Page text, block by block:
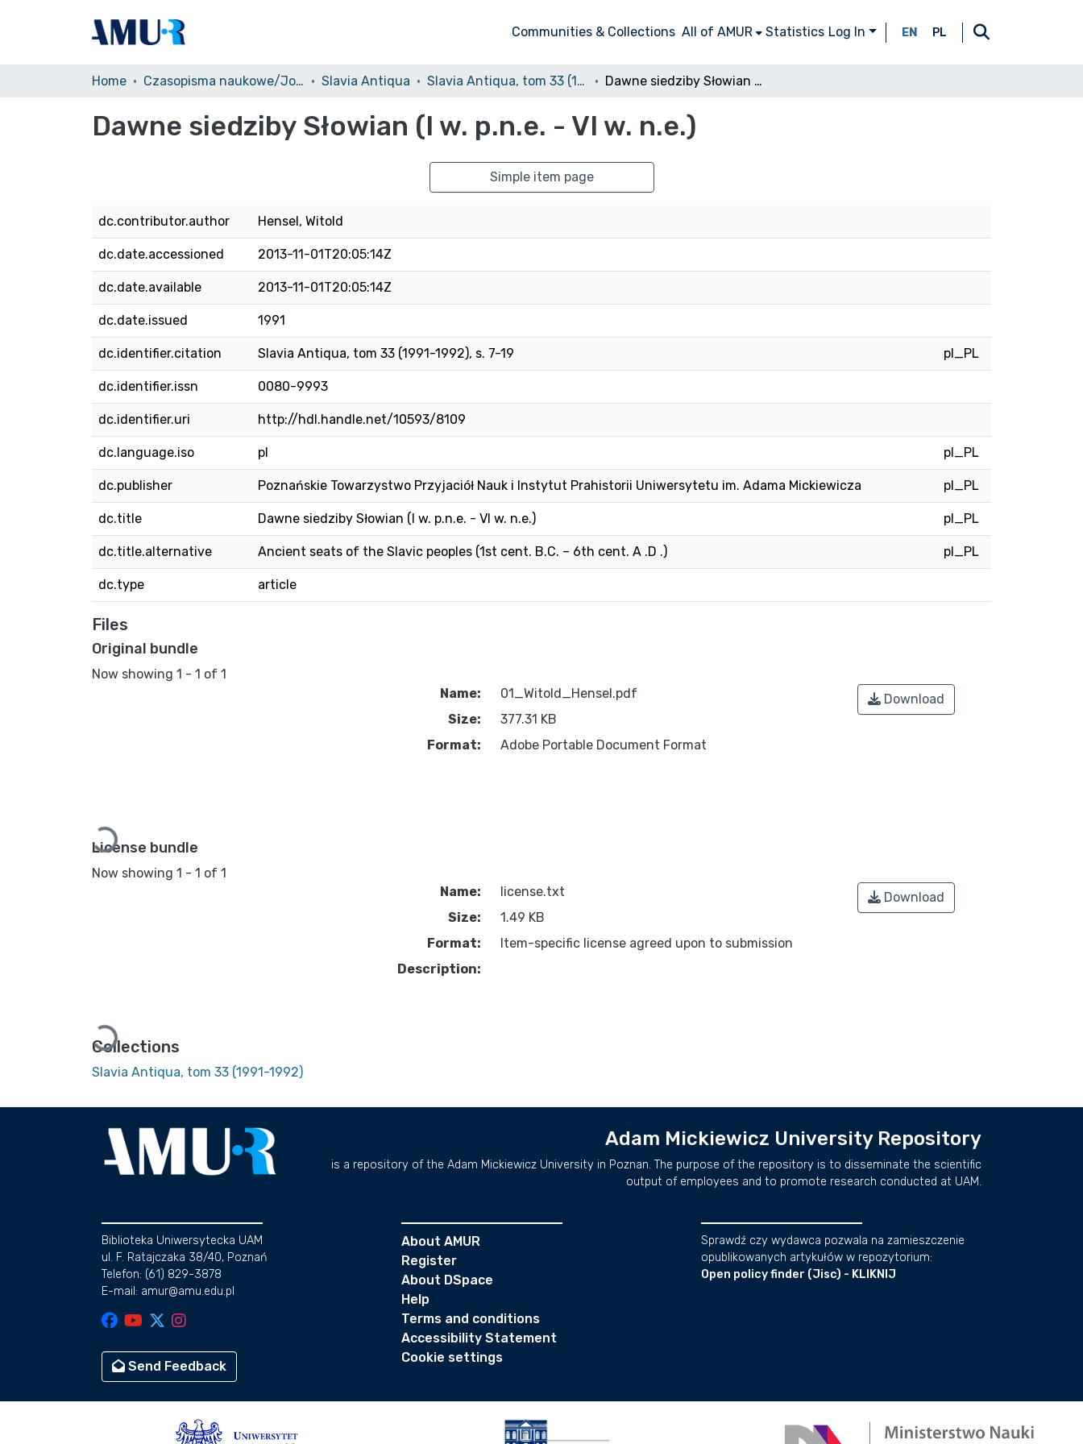
Communities & Collections All of AMUR Statistics Log In EN PL
Home Czasopisma naukowe/Journals Slavia Antiqua Slavia Antiqua, tom 33 (1991-1992) Dawne siedziby Słowian (I w. p.n.e. - VI w. n.e.)
Dawne siedziby Słowian (I w. p.n.e. - VI w. n.e.)
Simple item page
dc.contributor.author Hensel, Witold
dc.date.accessioned 2013-11-01T20:05:14Z
dc.date.available 2013-11-01T20:05:14Z
dc.date.issued 1991
dc.identifier.citation Slavia Antiqua, tom 33 (1991-1992), s. 7-19 pl_PL
dc.identifier.issn 0080-9993
dc.identifier.uri http://hdl.handle.net/10593/8109
dc.language.iso pl pl_PL
dc.publisher Poznańskie Towarzystwo Przyjaciół Nauk i Instytut Prahistorii Uniwersytetu im. Adama Mickiewicza pl_PL
dc.title Dawne siedziby Słowian (I w. p.n.e. - VI w. n.e.) pl_PL
dc.title.alternative Ancient seats of the Slavic peoples (1st cent. B.C. – 6th cent. A .D .) pl_PL
dc.type article
Files
Original bundle
Now showing 1 - 1 of 1
Loading...
Name:
01_Witold_Hensel.pdf
Size:
377.31 KB
Format:
Adobe Portable Document Format
Download
License bundle
Now showing 1 - 1 of 1
Loading...
Name:
license.txt
Size:
1.49 KB
Format:
Item-specific license agreed upon to submission
Description:
Download
Collections
Slavia Antiqua, tom 33 (1991-1992)
Adam Mickiewicz University Repository
is a repository of the Adam Mickiewicz University in Poznan. The purpose of the repository is to disseminate the scientific
output of employees and to promote research conducted at UAM.
Biblioteka Uniwersytecka UAM
ul. F. Ratajczaka 38/40, Poznań
Telefon: (61) 829-3878
E-mail: amur@amu.edu.pl
Send Feedback
About AMUR
Register
About DSpace
Help
Terms and conditions
Accessibility Statement
Cookie settings
Sprawdź czy wydawca pozwala na zamieszczenie
opublikowanych artykułów w repozytorium:
Open policy finder (Jisc) - KLIKNIJ